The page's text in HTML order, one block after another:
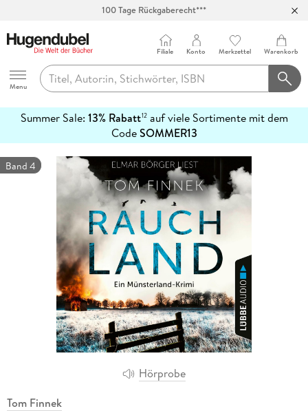
100 Tage Rückgaberecht***
Hugendubel
Menu
Filiale Konto Merkzettel Warenkorb
Summer Sale: 13% Rabatt12auf viele Sortimente mit dem
CodeSOMMER13
erfahren
Hörprobe
Band 4
Tom Finnek